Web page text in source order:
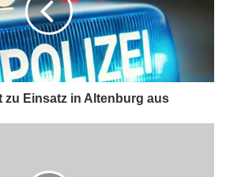
zu Einsatz in Altenburg aus